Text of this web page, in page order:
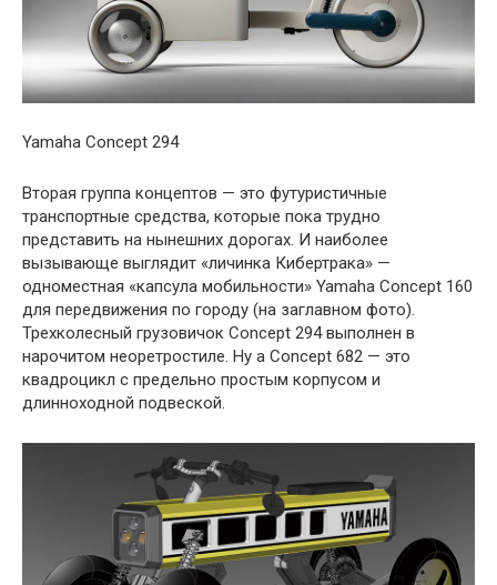
Yamaha Concept 294
Вторая группа концептов — это футуристичные
транспортные средства, которые пока трудно
представить на нынешних дорогах. И наиболее
вызывающе выглядит «личинка Кибертрака» —
одноместная «капсула мобильности» Yamaha Concept 160
для передвижения по городу (на заглавном фото).
Трехколесный грузовичок Concept 294 выполнен в
нарочитом неоретростиле. Ну а Concept 682 — это
квадроцикл с предельно простым корпусом и
длинноходной подвеской.